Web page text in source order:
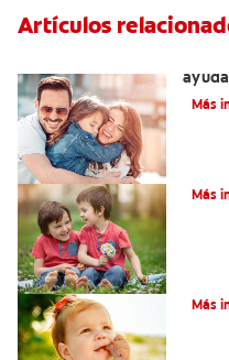
Artículos
Más
Más
Más